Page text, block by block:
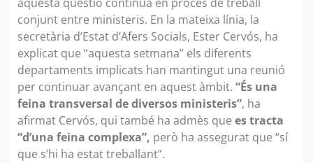
conjunt entre ministeris. En la mateixa línia, la
secretària d’Estat d’Afers Socials, Ester Cervós, ha
explicat que “aquesta setmana” els diferents
departaments implicats han mantingut una reunió
per continuar avançant en aquest àmbit. “És una
feina transversal de diversos ministeris”, ha
afirmat Cervós, qui també ha admès que es tracta
“d’una feina complexa”, però ha assegurat que “sí
que s’hi ha estat treballant”.